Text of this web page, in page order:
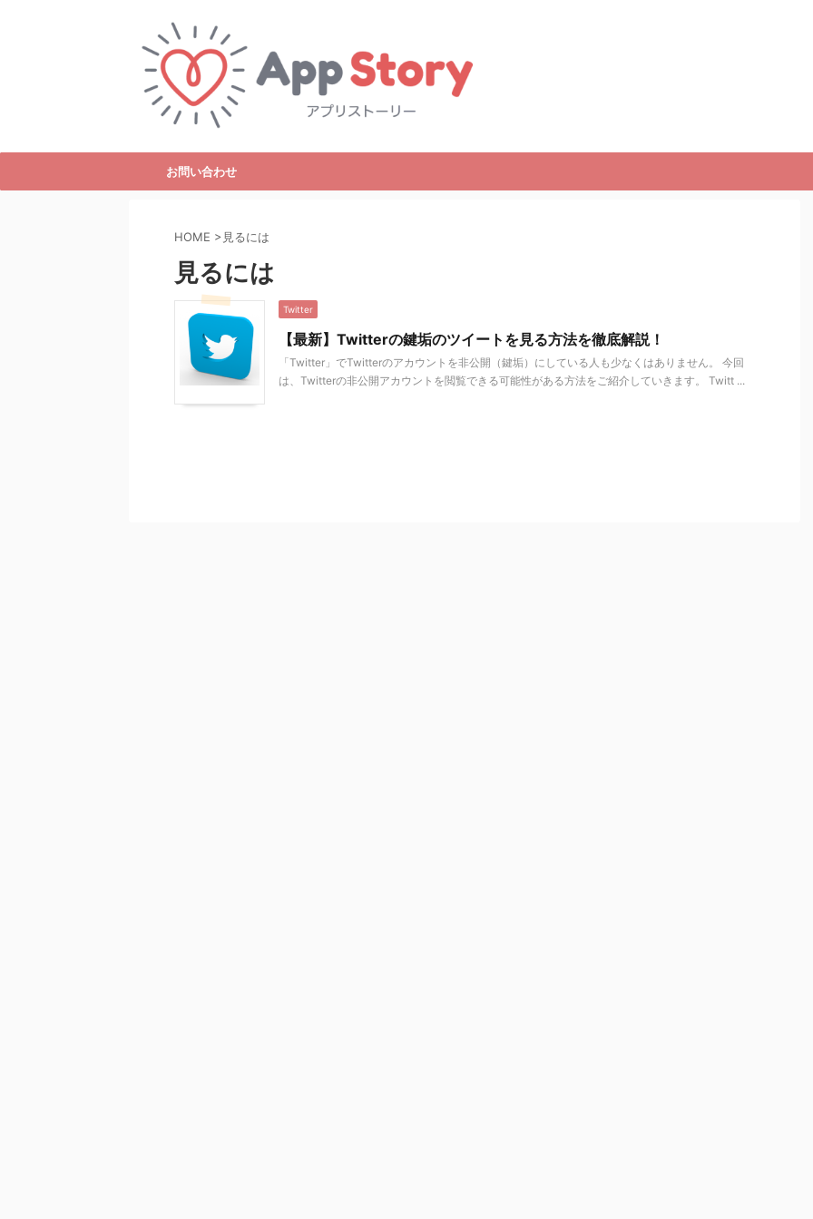
お問い合わせ
HOME >見るには
見るには
Twitter
【最新】Twitterの鍵垢のツイートを見る方法を徹底解説！
「Twitter」でTwitterのアカウントを非公開（鍵垢）にしている人も少なくはありません。 今回
は、Twitterの非公開アカウントを閲覧できる可能性がある方法をご紹介していきます。 Twitt ...